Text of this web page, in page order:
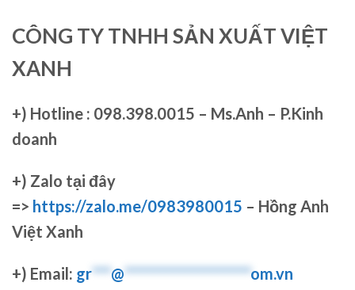
CÔNG TY TNHH SẢN XUẤT VIỆT
XANH
+) Hotline : 098.398.0015 – Ms.Anh – P.Kinh
doanh
+) Zalo tại đây
=> https://zalo.me/0983980015 – Hồng Anh
Việt Xanh
+) Email: gr***@********************om.vn